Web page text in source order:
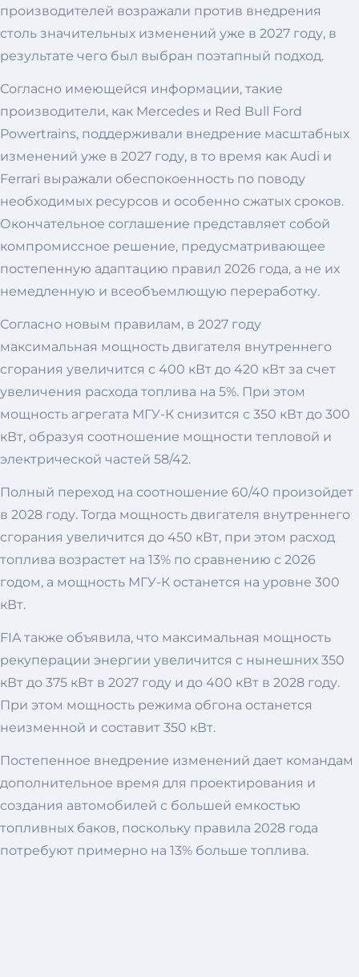
производителей возражали против внедрения
столь значительных изменений уже в 2027 году, в
результате чего был выбран поэтапный подход.
Согласно имеющейся информации, такие
производители, как Mercedes и Red Bull Ford
Powertrains, поддерживали внедрение масштабных
изменений уже в 2027 году, в то время как Audi и
Ferrari выражали обеспокоенность по поводу
необходимых ресурсов и особенно сжатых сроков.
Окончательное соглашение представляет собой
компромиссное решение, предусматривающее
постепенную адаптацию правил 2026 года, а не их
немедленную и всеобъемлющую переработку.
Согласно новым правилам, в 2027 году
максимальная мощность двигателя внутреннего
сгорания увеличится с 400 кВт до 420 кВт за счет
увеличения расхода топлива на 5%. При этом
мощность агрегата МГУ-К снизится с 350 кВт до 300
кВт, образуя соотношение мощности тепловой и
электрической частей 58/42.
Полный переход на соотношение 60/40 произойдет
в 2028 году. Тогда мощность двигателя внутреннего
сгорания увеличится до 450 кВт, при этом расход
топлива возрастет на 13% по сравнению с 2026
годом, а мощность МГУ-К останется на уровне 300
кВт.
FIA также объявила, что максимальная мощность
рекуперации энергии увеличится с нынешних 350
кВт до 375 кВт в 2027 году и до 400 кВт в 2028 году.
При этом мощность режима обгона останется
неизменной и составит 350 кВт.
Постепенное внедрение изменений дает командам
дополнительное время для проектирования и
создания автомобилей с большей емкостью
топливных баков, поскольку правила 2028 года
потребуют примерно на 13% больше топлива.